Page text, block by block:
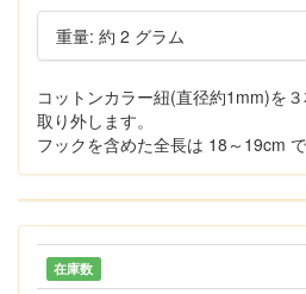
重量: 約 2 グラム
コットンカラー紐(直径約1mm)を
取り外します。
フックを含めた全長は 18～19cm で
在庫数